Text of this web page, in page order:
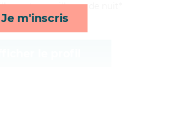
Je m'inscris
et surveillance de nuit*